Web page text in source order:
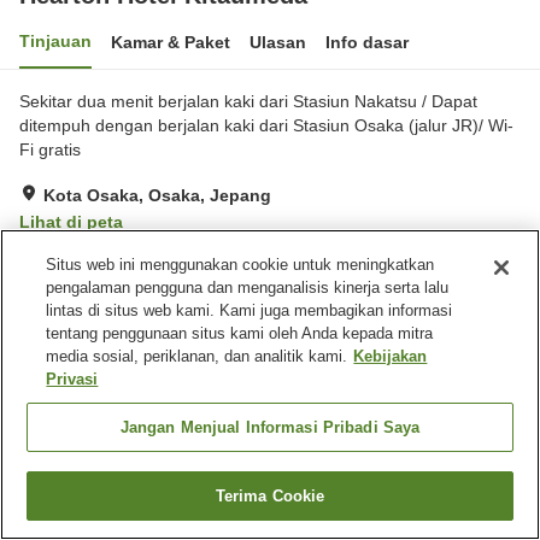
Tinjauan Kamar & Paket Ulasan Info dasar
Sekitar dua menit berjalan kaki dari Stasiun Nakatsu / Dapat
ditempuh dengan berjalan kaki dari Stasiun Osaka (jalur JR)/ Wi-
Fi gratis
Kota Osaka, Osaka, Jepang
Lihat di peta
Hebat Ulasan:1,482
Fasilitas properti
Tempat parkir
Restoran
Mesin penjual otomatis
Beranda Jepang Osaka
Kota Osaka
Hearton Hotel Kitaumeda
Cari kamar
Situs web ini menggunakan cookie untuk meningkatkan
pengalaman pengguna dan menganalisis kinerja serta lalu
lintas di situs web kami. Kami juga membagikan informasi
tentang penggunaan situs kami oleh Anda kepada mitra
media sosial, periklanan, dan analitik kami. Kebijakan
Privasi
Jangan Menjual Informasi Pribadi Saya
Terima Cookie